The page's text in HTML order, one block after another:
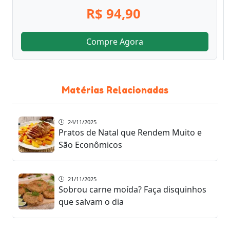
R$ 94,90
Compre Agora
Matérias Relacionadas
24/11/2025
Pratos de Natal que Rendem Muito e
São Econômicos
21/11/2025
Sobrou carne moída? Faça disquinhos
que salvam o dia